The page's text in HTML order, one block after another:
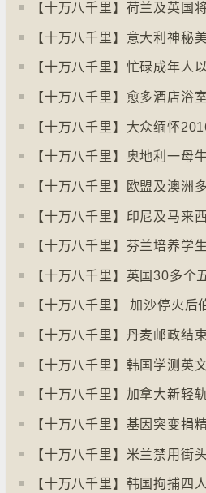
【十万八千里】 加沙停火后
【十万八千里】丹麦邮政结
【十万八千里】加拿大新轻